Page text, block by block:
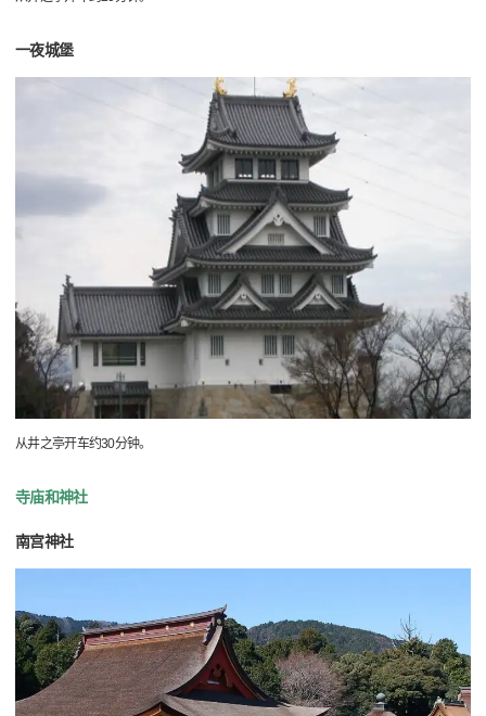
一夜城堡
从井之亭开车约30分钟。
寺庙和神社
南宫神社